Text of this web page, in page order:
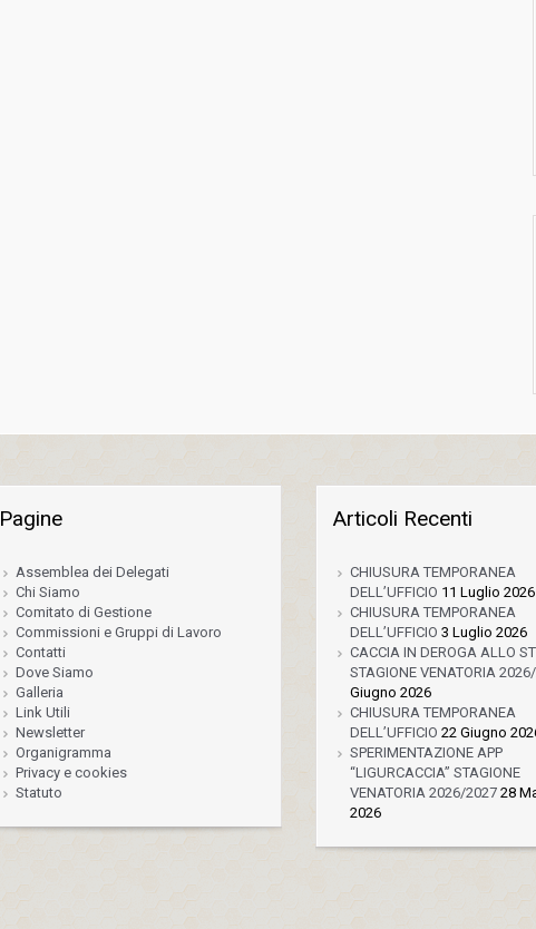
Pagine
Assemblea dei Delegati
Chi Siamo
Comitato di Gestione
Commissioni e Gruppi di Lavoro
Contatti
Dove Siamo
Galleria
Link Utili
Newsletter
Organigramma
Privacy e cookies
Statuto
Articoli Recenti
CHIUSURA TEMPORANEA
DELL’UFFICIO 11 Luglio 2026
CHIUSURA TEMPORANEA
DELL’UFFICIO 3 Luglio 2026
CACCIA IN DEROGA ALLO
STAGIONE VENATORIA
Giugno 2026
CHIUSURA TEMPORANEA
DELL’UFFICIO 22 Giugno
SPERIMENTAZIONE APP
“LIGURCACCIA” STAGIONE
VENATORIA 2026/2027 28
2026